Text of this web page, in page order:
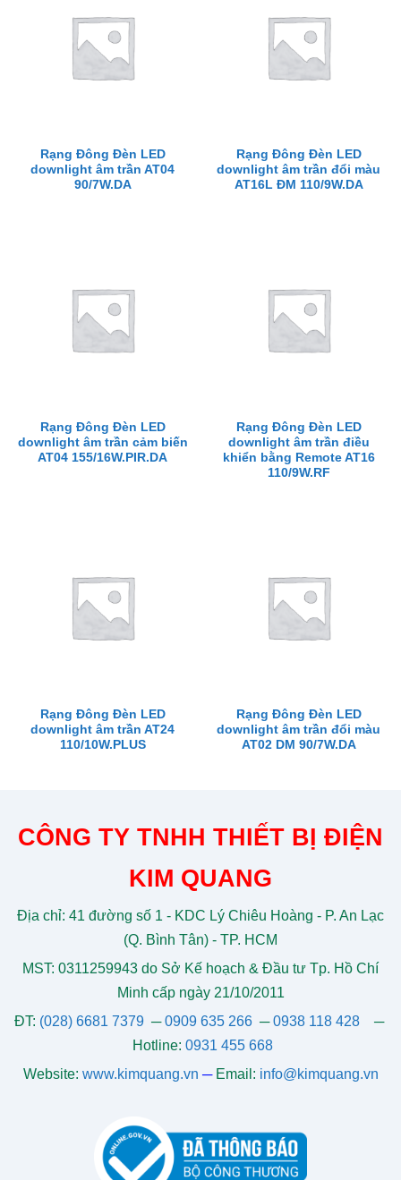
Rạng Đông Đèn LED
downlight âm trần AT04
90/7W.DA
Rạng Đông Đèn LED
downlight âm trần đổi màu
AT16L ĐM 110/9W.DA
Rạng Đông Đèn LED
downlight âm trần cảm biến
AT04 155/16W.PIR.DA
Rạng Đông Đèn LED
downlight âm trần điều
khiển bằng Remote AT16
110/9W.RF
Rạng Đông Đèn LED
downlight âm trần AT24
110/10W.PLUS
Rạng Đông Đèn LED
downlight âm trần đổi màu
AT02 DM 90/7W.DA
CÔNG TY TNHH THIẾT BỊ ĐIỆN
KIM QUANG
Địa chỉ: 41 đường số 1 - KDC Lý Chiêu Hoàng - P. An Lạc
(Q. Bình Tân) - TP. HCM
MST: 0311259943 do Sở Kế hoạch & Đầu tư Tp. Hồ Chí
Minh cấp ngày 21/10/2011
ĐT: (028) 6681 7379 ─0909 635 266─0938 118 428─
Hotline: 0931 455 668
Website: www.kimquang.vn ─ Email: info@kimquang.vn